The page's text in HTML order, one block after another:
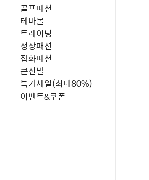
골프패션
테마몰
트레이닝
정장패션
잡화패션
큰신발
특가세일(최대80%)
이벤트&쿠폰